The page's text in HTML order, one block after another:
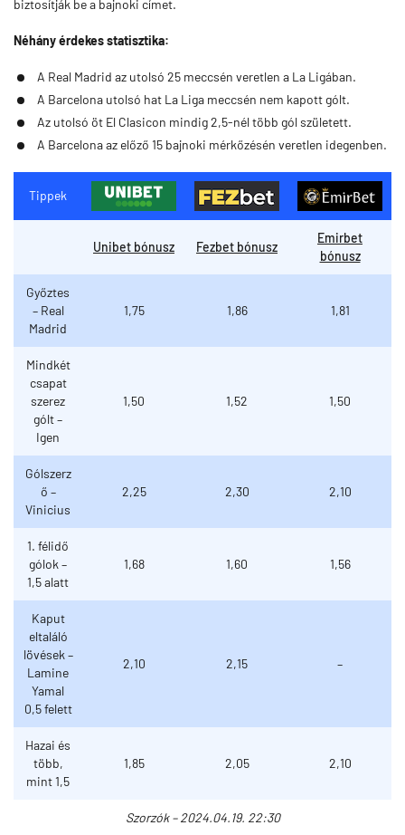
biztosítják be a bajnoki címet.
Néhány érdekes statisztika:
A Real Madrid az utolsó 25 meccsén veretlen a La Ligában.
A Barcelona utolsó hat La Liga meccsén nem kapott gólt.
Az utolsó öt El Clasicon mindig 2,5-nél több gól született.
A Barcelona az előző 15 bajnoki mérkőzésén veretlen idegenben.
Tippek
Unibet bónusz Fezbet bónusz
Emirbet
bónusz
Győztes
– Real
Madrid
1,75 1,86 1,81
Mindkét
csapat
szerez
gólt –
Igen
1,50 1,52 1,50
Gólszerz
ő –
Vinicius
2,25 2,30 2,10
1. félidő
gólok –
1,5 alatt
1,68 1,60 1,56
Kaput
eltaláló
lövések –
Lamine
Yamal
0,5 felett
2,10 2,15 –
Hazai és
több,
mint 1,5
1,85 2,05 2,10
Szorzók – 2024.04.19. 22:30